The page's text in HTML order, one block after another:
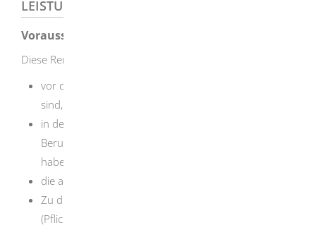
LEISTUNGSDETAILS
Voraussetzungen
Diese Rente können Personen erhalten, die
vor dem 02.01.1961 geboren und berufsunfähig
sind,
in den letzten fünf Jahren vor Eintritt der
Berufsunfähigkeit drei Jahre Pflichtbeiträge entrichtet
haben und
die allgemeine Wartezeit von fünf Jahren erfüllen
Zu dieser Wartezeit zählen: Beitragszeiten
(Pflichtbeitragszeiten, unter bestimmten